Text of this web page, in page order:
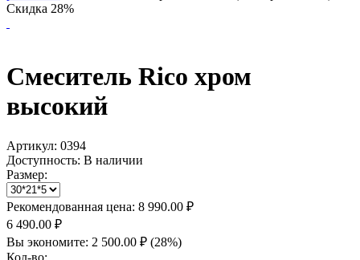
Скидка 28%
Смеситель Rico хром
высокий
Артикул: 0394
Доступность: В наличии
Размер:
Рекомендованная цена: 8 990.00 ₽
6 490.00 ₽
Вы экономите: 2 500.00 ₽ (28%)
Кол-во: